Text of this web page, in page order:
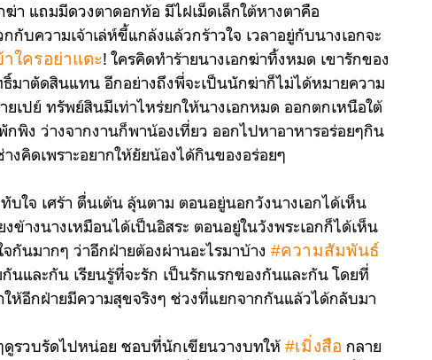
า แถมมีดวงตาดอกท้อ มีไฝเม็ดเล็กใต้หางตาคือ
บความเจ้าเล่ห์ขี้แกล้งแล้วกร้าวใจ เวลาอยู่กับนางเอกจะ
ใครอย่าแตะ! ใครคิดทำร้ายนางเอกฆ่าทิ้งหมด เขารักของ
มาตัดสินแทน อีกอย่างถึงพี่จะเป็นนักฆ่าก็ไม่ได้หมายความ
ยเปย์ ทรัพย์สินมีเท่าไหร่ยกให้นางเอกหมด ออกตกเหนือใต้
พิง ว่างจากงานก็พาน้องเที่ยว ออกไปหาอาหารอร่อยๆกิน
งคิดเพราะอยากให้ยัยน้องได้กินของอร่อยๆ
บใจ เศร้า ตื่นเต้น ลุ้นตาม ตอนอยู่นอกวังนางเอกได้เห็น
งข้างนางเหมือนได้เป็นอิสระ ตอนอยู่ในวังพระเอกก็ได้เห็น
กันมากๆ ว่าอีกฝ่ายต้องผ่านอะไรมาบ้าง #ความสัมพันธ์
นและกัน เรียนรู้ที่จะรัก เป็นรักแรกของกันและกัน โดยที่
ห้อีกฝ่ายมีความสุขจริงๆ ช่วงที่แยกจากกันแล้วได้กลับมา
รวบรัดไปหน่อย ชอบที่นักเขียนวางบทให้#เมิ่งสือ กลาย